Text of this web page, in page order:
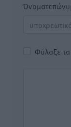
Φύλαξε τα